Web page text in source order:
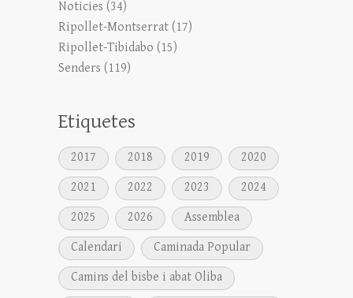
Noticies (34)
Ripollet-Montserrat (17)
Ripollet-Tibidabo (15)
Senders (119)
Etiquetes
2017 2018 2019
2020
2021
2022 2023
2024
2025
2026
Assemblea
Calendari
Caminada Popular
Camins del bisbe i abat Oliba